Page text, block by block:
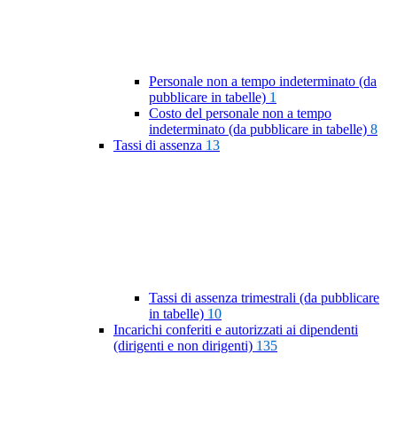
Personale non a tempo indeterminato (da
pubblicare in tabelle) 1
Costo del personale non a tempo
indeterminato (da pubblicare in tabelle) 8
Tassi di assenza 13
Tassi di assenza trimestrali (da pubblicare
in tabelle) 10
Incarichi conferiti e autorizzati ai dipendenti
(dirigenti e non dirigenti) 135